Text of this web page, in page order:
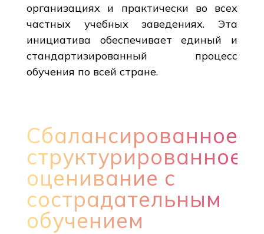
организациях и практически во всех
частных учебных заведениях. Эта
инициатива обеспечивает единый и
стандартизированный процесс
обучения по всей стране.
Сбалансированное
структурированное
оценивание с
сострадательным
обучением